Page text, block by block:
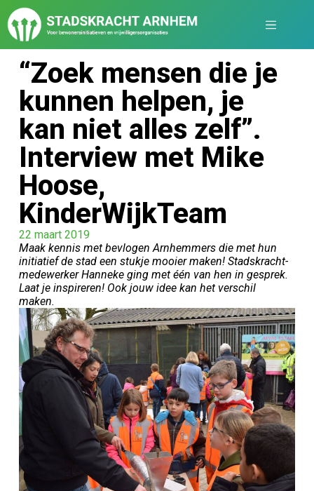
“Zoek mensen die je
kunnen helpen, je
kan niet alles zelf”.
Interview met Mike
Hoose,
KinderWijkTeam
22 maart 2019
Maak kennis met bevlogen Arnhemmers die met hun
initiatief de stad een stukje mooier maken! Stadskracht-
medewerker Hanneke ging met één van hen in gesprek.
Laat je inspireren! Ook jouw idee kan het verschil
maken.